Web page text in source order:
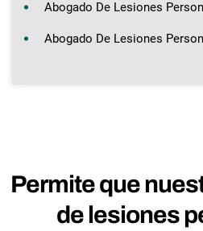
Abogado De Lesiones
Abogado De Lesiones
Permite que
de lesiones